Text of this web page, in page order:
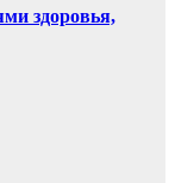
здоровья,